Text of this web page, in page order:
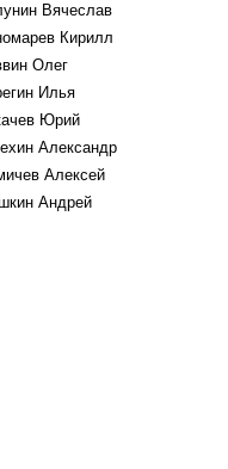
Вячеслав
Кирилл
Олег
Илья
Юрий
Александр
Алексей
Андрей